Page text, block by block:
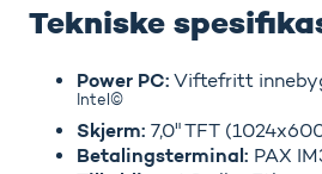
Tekniske
Power PC: Viftefritt
Intel©
Skjerm: 7,0" TFT
Betalingsterminal: PAX